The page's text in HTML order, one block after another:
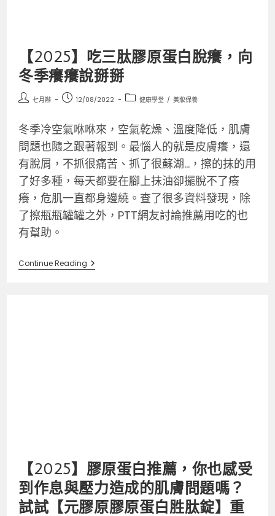
【2025】吃三肽膠原蛋白脫癢，向
冬季癢癢說掰掰
七月辦 12/08/2022 健康學堂 / 美妝保養
冬季冷空氣咻咻來，空氣乾燥、溫度降低，肌膚
問題也隨之跟著報到。最惱人的就是皮膚癢，還
有脫屑，不抓很痛苦、抓了很蘇湖…，擦的抹的用
了好多種，每天都要在腳上抹油卻擺脫不了癢
癢，危肌一直都身邊繞。查了很多資料發現，除
了擦瓶瓶罐罐之外，PTT網友討論推薦用吃的也
有幫助。
Continue Reading
【2025】膠原蛋白推薦，你也感受
到作息與壓力造成的肌膚問題嗎？
試試【元膠原膠原蛋白胜肽錠】重